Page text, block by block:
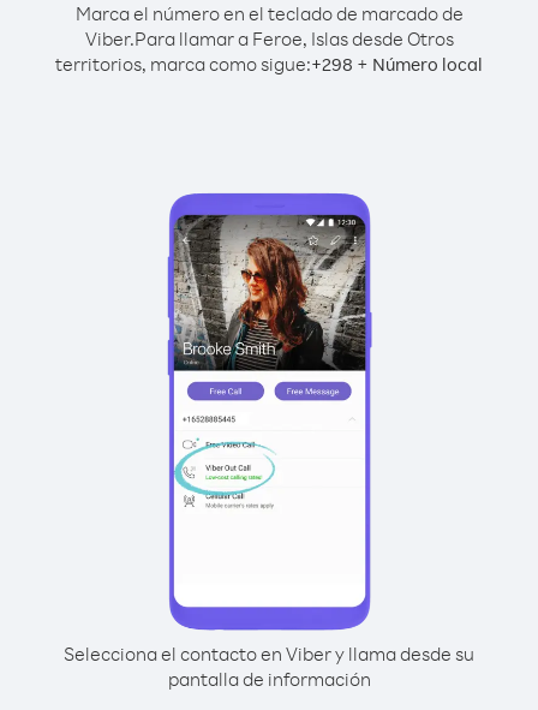
Marca el número en el teclado de marcado de
Viber.Para llamar a Feroe, Islas desde Otros
territorios, marca como sigue:+298 + Número local
Selecciona el contacto en Viber y llama desde su
pantalla de información